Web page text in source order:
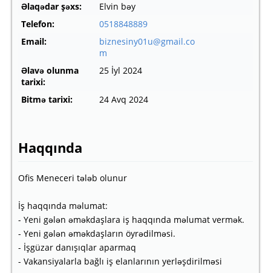
Əlaqədar şəxs:
Elvin bəy
Telefon:
0518848889
Email:
biznesiny01u@gmail.co
m
Əlavə olunma
tarixi:
25 İyl 2024
Bitmə tarixi: 24 Avq 2024
Haqqında
Ofis Meneceri tələb olunur
İş haqqında məlumat:
- Yeni gələn əməkdaşlara iş haqqında məlumat vermək.
- Yeni gələn əməkdaşların öyrədilməsi.
- İşgüzar danışıqlar aparmaq
- Vakansiyalarla bağlı iş elanlarının yerləşdirilməsi